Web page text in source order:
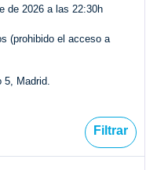
de 2026 a las 22:30h
(prohibido el acceso a
Madrid.
Filtrar